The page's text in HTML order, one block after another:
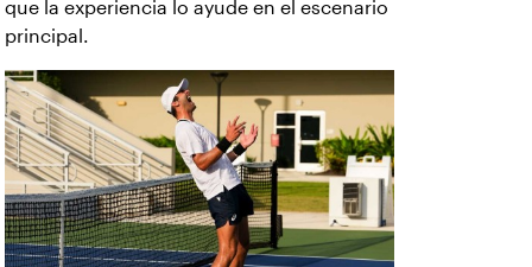
que la experiencia lo ayude en el escenario
principal.